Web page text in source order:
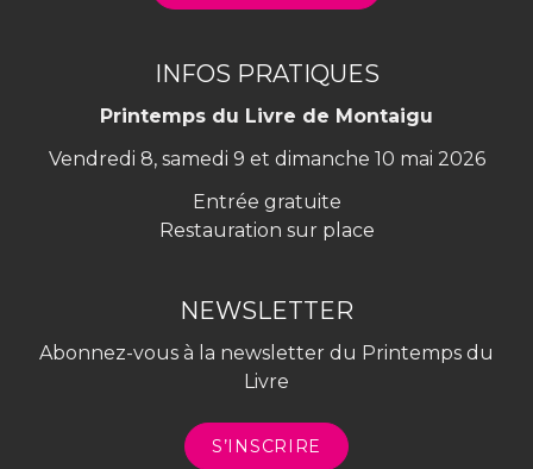
INFOS PRATIQUES
Printemps du Livre de Montaigu
Vendredi 8, samedi 9 et dimanche 10 mai 2026
Entrée gratuite
Restauration sur place
NEWSLETTER
Abonnez-vous à la newsletter du Printemps du
Livre
S’INSCRIRE